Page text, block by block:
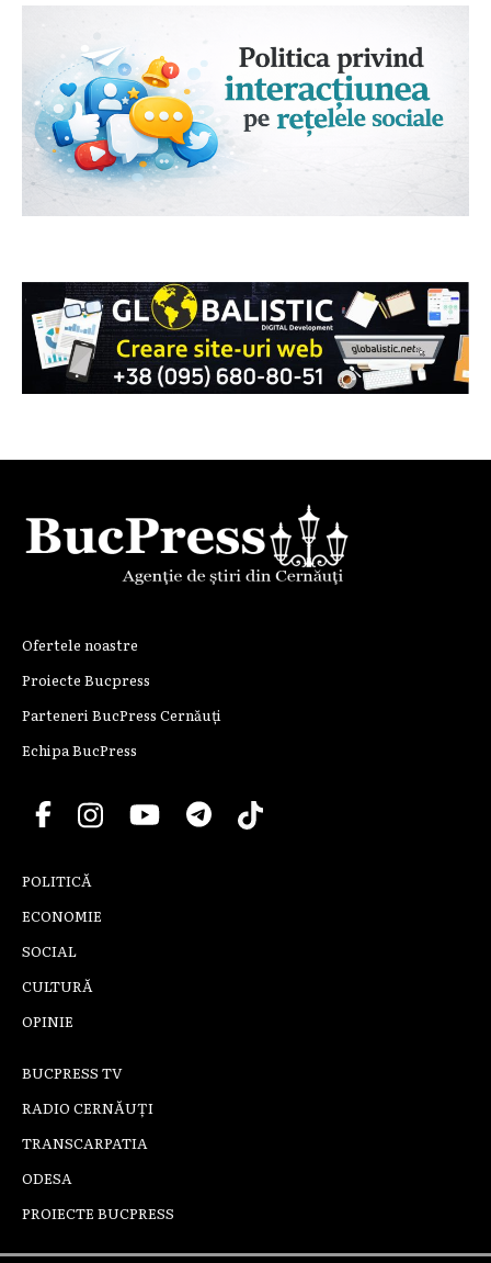
Ofertele noastre
Proiecte Bucpress
Parteneri BucPress Cernăuți
Echipa BucPress
POLITICĂ
ECONOMIE
SOCIAL
CULTURĂ
OPINIE
BUCPRESS TV
RADIO CERNĂUȚI
TRANSCARPATIA
ODESA
PROIECTE BUCPRESS